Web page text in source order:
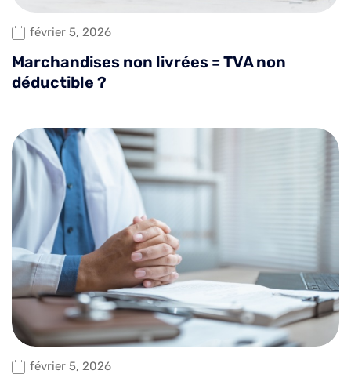
février 5, 2026
Marchandises non livrées = TVA non
déductible ?
février 5, 2026